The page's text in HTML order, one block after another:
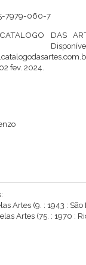
7979-060-7
CATALOGO DAS
fev. 2024.
Artes (9. : 1943 : São
Artes (75. : 1970 :